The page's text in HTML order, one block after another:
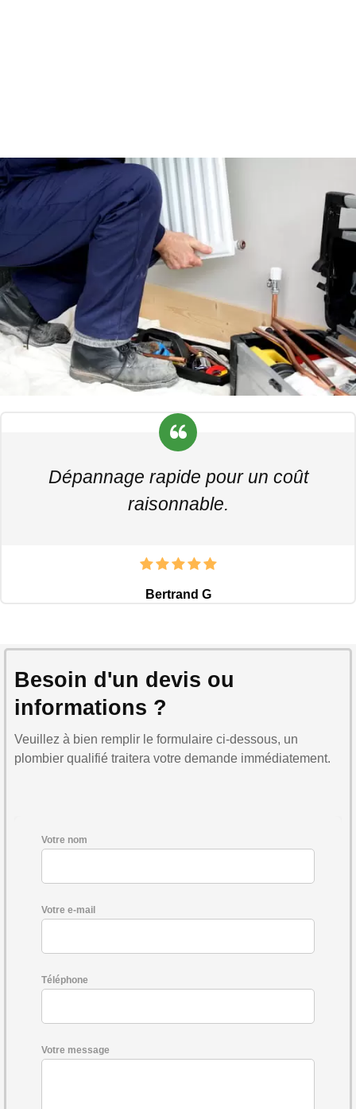
Dépannage rapide pour un coût
raisonnable.
Bertrand G
Besoin d'un devis ou
informations ?
Veuillez à bien remplir le formulaire ci-dessous, un
plombier qualifié traitera votre demande immédiatement.
Votre nom
Votre e-mail
Téléphone
Votre message